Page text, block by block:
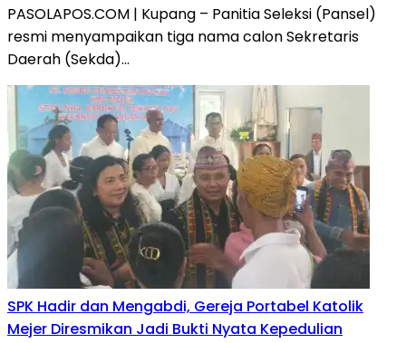
PASOLAPOS.COM | Kupang – Panitia Seleksi (Pansel)
resmi menyampaikan tiga nama calon Sekretaris
Daerah (Sekda)…
SPK Hadir dan Mengabdi, Gereja Portabel Katolik
Mejer Diresmikan Jadi Bukti Nyata Kepedulian